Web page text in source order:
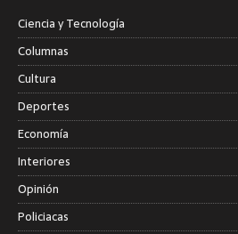
Ciencia y Tecnología
Columnas
Cultura
Deportes
Economía
Interiores
Opinión
Policiacas